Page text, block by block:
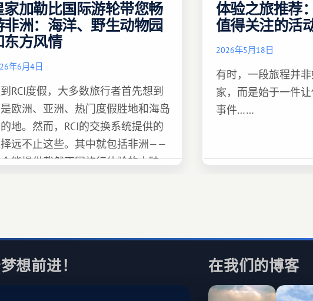
家加勒比国际游轮带您畅
非洲：海洋、野生动物园
东方风情
年6月4日
RCI度假，大多数旅行者首先想到
欧洲、亚洲、热门度假胜地和海岛
地。然而，RCI的交换系统提供的
远不止这些。其中就包括非洲——
能提供截然不同旅行体验的大陆。
体验之旅推荐
值得关注的活
2026年5月18日
有时，一段旅程并
家，而是始于一件
事件……
想前进！ 在我们的博客